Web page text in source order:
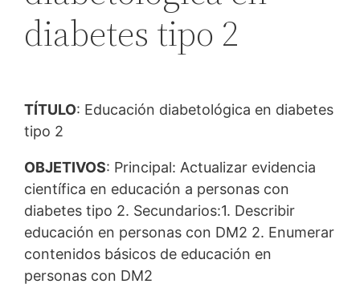
diabetes tipo 2
TÍTULO: Educación diabetológica en diabetes
tipo 2
OBJETIVOS: Principal: Actualizar evidencia
científica en educación a personas con
diabetes tipo 2. Secundarios:1. Describir
educación en personas con DM2 2. Enumerar
contenidos básicos de educación en
personas con DM2